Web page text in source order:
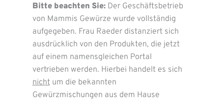
Bitte beachten Sie:Der Geschäftsbetrieb
von Mammis Gewürze wurde vollständig
aufgegeben. Frau Raeder distanziert sich
ausdrücklich von den Produkten, die jetzt
auf einem namensgleichen Portal
vertrieben werden. Hierbei handelt es sich
nichtum die bekannten
Gewürzmischungen aus dem Hause